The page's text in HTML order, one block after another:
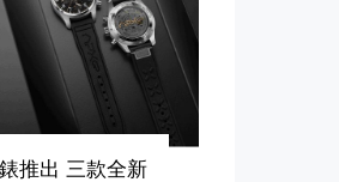
推出 三款全新